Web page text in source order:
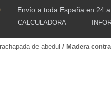
Envío a toda España en 24
CALCULADORA
de abedul / Madera